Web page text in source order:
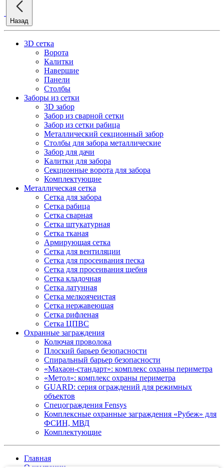
Назад
3D сетка
Ворота
Калитки
Навершие
Панели
Столбы
Заборы из сетки
3D забор
Забор из сварной сетки
Забор из сетки рабица
Металлический секционный забор
Столбы для забора металлические
Забор для дачи
Калитки для забора
Секционные ворота для забора
Комплектующие
Металлическая сетка
Сетка для забора
Сетка рабица
Сетка сварная
Сетка штукатурная
Сетка тканая
Армирующая сетка
Сетка для вентиляции
Сетка для просеивания песка
Сетка для просеивания щебня
Сетка кладочная
Сетка латунная
Сетка мелкоячеистая
Сетка нержавеющая
Сетка рифленая
Сетка ЦПВС
Охранные заграждения
Колючая проволока
Плоский барьер безопасности
Спиральный барьер безопасности
«Махаон-стандарт»: комплекс охраны периметра
«Метол»: комплекс охраны периметра
GUARD: серия ограждений для режимных
объектов
Спецограждения Fensys
Комплексные охранные заграждения «Рубеж» для
ФСИН, МВД
Комплектующие
Главная